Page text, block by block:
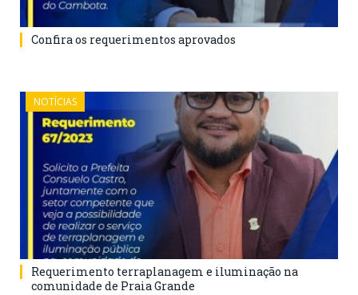
Confira os requerimentos aprovados
NOTÍCIAS
Requerimento terraplanagem e iluminação na
comunidade de Praia Grande